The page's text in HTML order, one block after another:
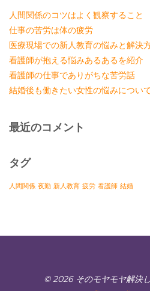
人間関係のコツはよく観察すること
仕事の苦労は体の疲労
医療現場での新人教育の悩みと解決
看護師が抱える悩みあるあるを紹介
看護師の仕事でありがちな苦労話
結婚後も働きたい女性の悩みについ
最近のコメント
タグ
人間関係 夜勤 新人教育 疲労 看護師 結婚
© 2026 そのモヤモヤ解決